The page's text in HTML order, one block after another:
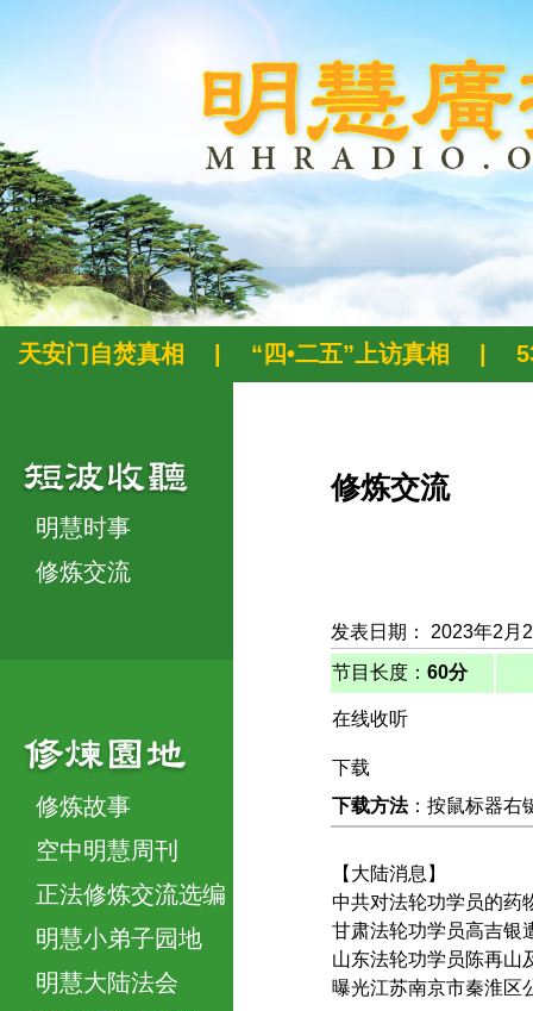
天安门自焚真相 “四•二五”上访真相
明慧时事
修炼交流
修炼故事
空中明慧周刊
正法修炼交流选编
明慧小弟子园地
明慧大陆法会
修炼交流
发表日期： 2023年2月
节目长度： 60分
在线收听
下载
下载方法：按鼠标器右
【大陆消息】
中共对法轮功学员的药
甘肃法轮功学员高吉银
山东法轮功学员陈再山
曝光江苏南京市秦淮区